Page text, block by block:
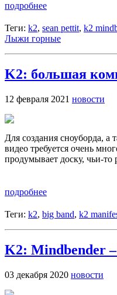
подробнее
Теги: k2, sean pettit, k2
Лыжи горные
K2: большая
12 февраля 2021 новости
Для создания сноуборда, а
видео требуется очень
продумывает доску, чьи-то
подробнее
Теги: k2, big band, k2
K2: Mindbender
03 декабря 2020 новости